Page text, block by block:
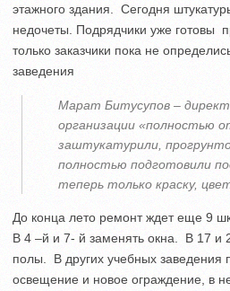
этажного здания. Сегодня
недочеты. Подрядчики уже готовы
только заказчики пока не
заведения
Марат Битусупов –
организации «полностью
заштукатурили,
полностью подготовили
теперь только краску,
До конца лето ремонт ждет еще 9
В 4 –й и 7- й заменять окна. В 17 и
полы. В других учебных заведения
освещение и новое ограждение, в